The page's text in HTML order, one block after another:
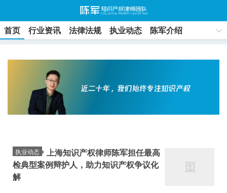
首页 行业资讯 法律法规 执业动态
陈军介绍
执业动态
上海知识产权律师陈军担任最高
检典型案例辩护人，助力知识产权争议化
解